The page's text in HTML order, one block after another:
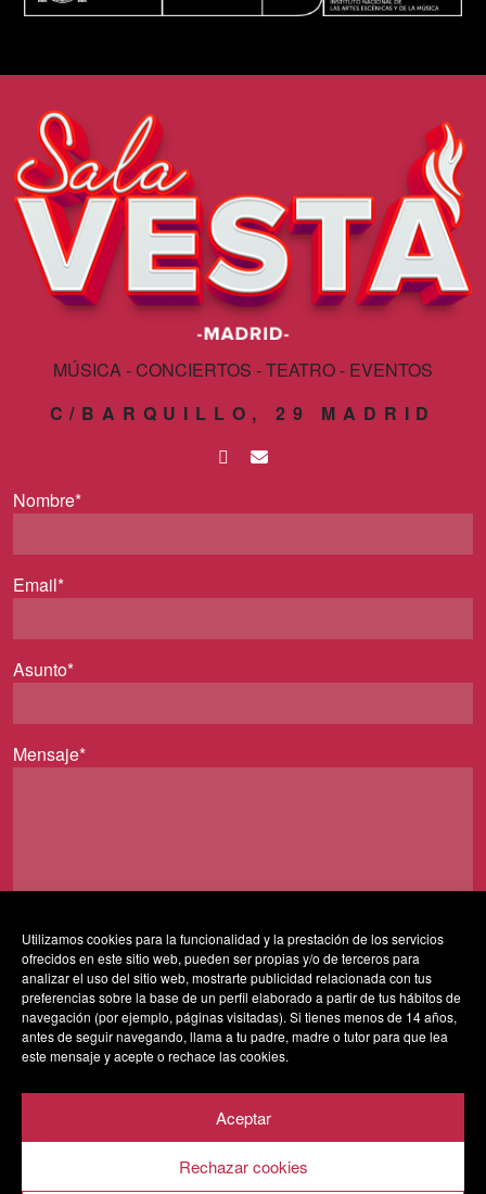
Utilizamos cookies para la funcionalidad y la prestación de los servicios
ofrecidos en este sitio web, pueden ser propias y/o de terceros para
analizar el uso del sitio web, mostrarte publicidad relacionada con tus
preferencias sobre la base de un perfil elaborado a partir de tus hábitos de
navegación (por ejemplo, páginas visitadas). Si tienes menos de 14 años,
antes de seguir navegando, llama a tu padre, madre o tutor para que lea
este mensaje y acepte o rechace las cookies.
Aceptar
Rechazar cookies
MÚSICA - CONCIERTOS - TEATRO - EVENTOS
C/BARQUILLO, 29 MADRID
Nombre*
Email*
Asunto*
Mensaje*
Al usar este formulario accedes al almacenamiento y
gestión de tus datos por parte de esta web y confirmas
que has leído nuestra política de privacidad*
POLÍTICA DE PRIVACIDAD